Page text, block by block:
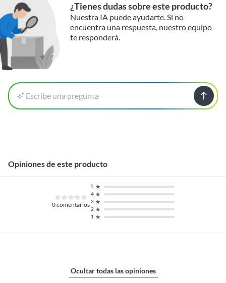
¿Tienes dudas sobre este producto?
Nuestra IA puede ayudarte. Si no
encuentra una respuesta, nuestro equipo
te responderá.
Escribe una pregunta
Opiniones de este producto
0comentarios
1
2
3
4
5
Ocultar todas las opiniones